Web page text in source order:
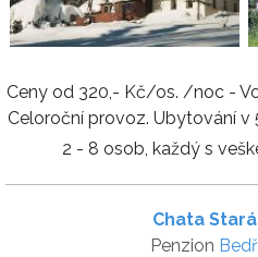
Ceny od 320,- Kč/os. /noc -
Celoroční provoz. Ubytování
2 - 8 osob, každý s
Chata
Penzion